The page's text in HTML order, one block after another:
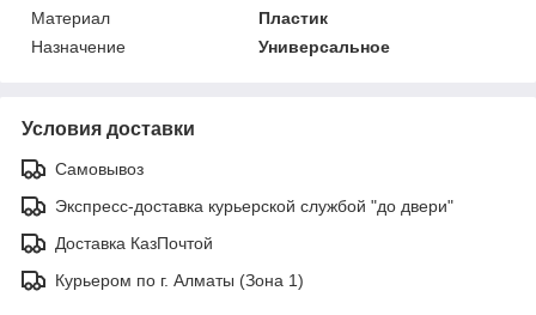
Материал
Пластик
Назначение
Универсальное
Условия доставки
Самовывоз
Экспресс-доставка курьерской службой "до двери"
Доставка КазПочтой
Курьером по г. Алматы (Зона 1)